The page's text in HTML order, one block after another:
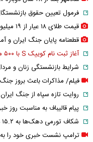
فرمول تعیین حقوق
قیمت طلای ۱۸ عیار از ۱۹ میلیون گذشت
قطعنامه پایان جنگ ایران و
آغاز ثبت نام کوییک S با ۵۰۰ میلیون تومان+ لینک
شرایط بازنشستگی زنان و
فیلم/ مذاکرات باعث بروز
روایت تازه سپاه از جنگ
پیام قالیباف به مناسبت روز
شکاف تورمی دهک‌ها به ۱۵.۲ درصد رسید
ترامپ نشست خبری خود را